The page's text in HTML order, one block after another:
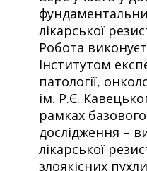
лікарської
Робота
Інститутом
патології,
ім. Р.Є.
рамках
дослідження –
лікарської
злоякісних